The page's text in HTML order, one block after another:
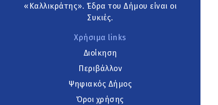
«Καλλικράτης». Έδρα του Δήμου είναι οι
Συκιές.
Χρήσιμα links
Διοίκηση
Περιβάλλον
Ψηφιακός Δήμος
Όροι χρήσης